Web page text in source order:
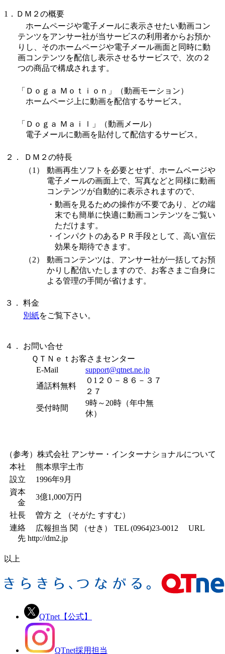
1． ＤＭ２の概要
ホームページや電子メールに表示させたい動画コン
テンツをアンサー社が当サービスの利用者からお預か
りし、そのホームページや電子メール画面と同時に動
画コンテンツを配信し表示させるサービスで、次の２
つの商品で構成されます。
「Ｄｏｇａ Ｍｏｔｉｏｎ」（動画モーション）
ホームページ上に動画を配信するサービス。
「Ｄｏｇａ Ｍａｉｌ」（動画メール）
電子メールに動画を貼付して配信するサービス。
２．
ＤＭ２の特長
（1）
動画再生ソフトを必要とせず、ホームページや
電子メールの画面上で、写真などと同様に動画
コンテンツが自動的に表示されますので、
・ 動画を見るための操作が不要であり、どの端
末でも簡単に快適に動画コンテンツをご覧い
ただけます。
・ インパクトのあるＰＲ手段として、高い宣伝
効果を期待できます。
（2）
動画コンテンツは、アンサー社が一括してお預
かりし配信いたしますので、お客さまご自身に
よる管理の手間が省けます。
３．
料金
別紙をご覧下さい。
４．
お問い合せ
ＱＴＮｅｔお客さまセンター
E-Mail
support@qtnet.ne.jp
通話料無料
０1２０－８６－３７
２７
受付時間
9時～20時（年中無
休）
（参考）株式会社 アンサー・インターナショナルについて
本社
熊本県宇土市
設立
1996年9月
資本
金
3億1,000万円
社長
曽方 之 （そがた すすむ）
連絡
先
広報担当 関 （せき） TEL (0964)23-0012 URL
http://dm2.jp
以上
QTnet【公式】
QTnet採用担当